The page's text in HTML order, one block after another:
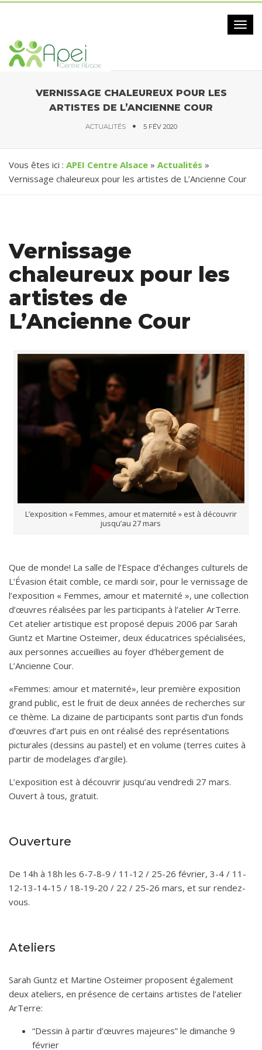
VERNISSAGE CHALEUREUX POUR LES
ARTISTES DE L’ANCIENNE COUR
ACTUALITÉS 5 FÉV 2020
Vous êtes ici : APEI Centre Alsace » Actualités »
Vernissage chaleureux pour les artistes de L’Ancienne Cour
Vernissage
chaleureux pour les
artistes de
L’Ancienne Cour
L’exposition « Femmes, amour et maternité » est à découvrir
jusqu’au 27 mars
Que de monde! La salle de l’Espace d’échanges culturels de
L’Évasion était comble, ce mardi soir, pour le vernissage de
l’exposition « Femmes, amour et maternité », une collection
d’œuvres réalisées par les participants à l’atelier ArTerre.
Cet atelier artistique est proposé depuis 2006 par Sarah
Guntz et Martine Osteimer, deux éducatrices spécialisées,
aux personnes accueillies au foyer d’hébergement de
L’Ancienne Cour.
«Femmes: amour et maternité», leur première exposition
grand public, est le fruit de deux années de recherches sur
ce thème. La dizaine de participants sont partis d’un fonds
d’œuvres d’art puis en ont réalisé des représentations
picturales (dessins au pastel) et en volume (terres cuites à
partir de modelages d’argile).
L’exposition est à découvrir jusqu’au vendredi 27 mars.
Ouvert à tous, gratuit.
Ouverture
De 14h à 18h les 6-7-8-9 / 11-12 / 25-26 février, 3-4 / 11-
12-13-14-15 / 18-19-20 / 22 / 25-26 mars, et sur rendez-
vous.
Ateliers
Sarah Guntz et Martine Osteimer proposent également
deux ateliers, en présence de certains artistes de l’atelier
ArTerre:
“Dessin à partir d’œuvres majeures” le dimanche 9
février